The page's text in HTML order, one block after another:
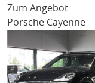
Zum Angebot
Porsche Cayenne